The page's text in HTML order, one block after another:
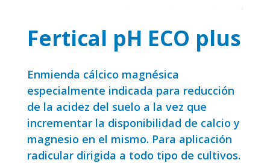
Fertical pH ECO plus
Enmienda cálcico magnésica
especialmente indicada para reducción
de la acidez del suelo a la vez que
incrementar la disponibilidad de calcio y
magnesio en el mismo. Para aplicación
radicular dirigida a todo tipo de cultivos.